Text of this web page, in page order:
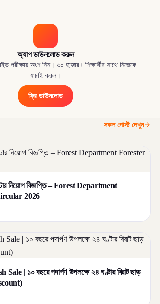
অ্যাপ ডাউনলোড করুন
পরীক্ষায় অংশ নিন। ৩০ হাজার+ শিক্ষার্থীর সাথে নিজেকে
যাচাই করুন।
ফ্রি ডাউনলোড
সকল পোস্ট দেখুন
নিয়োগ বিজ্ঞপ্তি – Forest Department
2026
| ১০ বছরে পদার্পণ উপলক্ষে ২৪ ঘণ্টার বিরাট ছাড়